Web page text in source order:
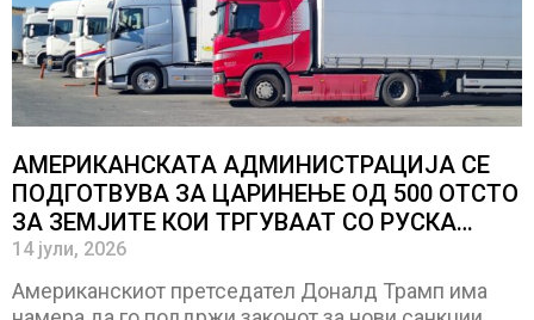
АМЕРИКАНСКАТА АДМИНИСТРАЦИЈА СЕ
ПОДГОТВУВА ЗА ЦАРИНЕЊЕ ОД 500 ОТСТО
ЗА ЗЕМЈИТЕ КОИ ТРГУВААТ СО РУСКА
НАФТА
14 јули, 2026
Американскиот претседател Доналд Трамп има